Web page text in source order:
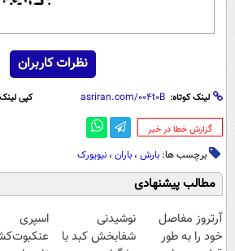
نظرات کاربران
لینک کوتاه: کپی لینک
‌گزارش خطا در خبر
برچسب ها: بارش ، باران ، نیویورک
مطالب پیشنهادی
آرتروز مفاصل
خود را به طور
نوشیدنی
شفابخش کبد با
اسپری